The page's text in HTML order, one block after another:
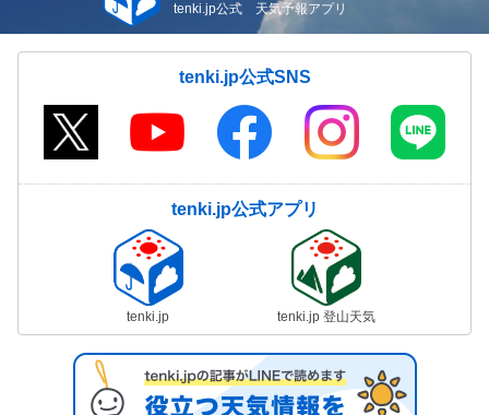
tenki.jp公式 天気予報アプリ
tenki.jp公式SNS
tenki.jp公式アプリ
tenki.jp tenki.jp 登山天気